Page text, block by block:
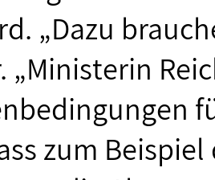
„Dazu
„Ministerin
zum